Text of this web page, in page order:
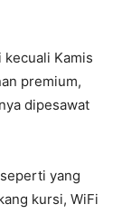
Kamis
premium,
dipesawat
yang
kursi, WiFi